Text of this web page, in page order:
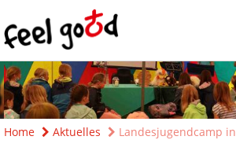
Home Aktuelles Landesjugendcamp